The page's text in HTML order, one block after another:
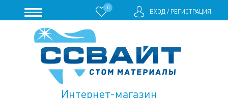
0
ВХОД/ РЕГИСТРАЦИЯ
Интернет-магазин